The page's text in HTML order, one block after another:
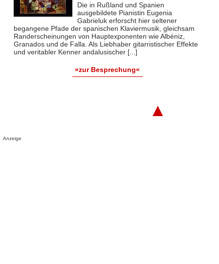
Die in Rußland und Spanien
ausgebildete Pianistin Eugenia
Gabrieluk erforscht hier seltener
begangene Pfade der spanischen Klaviermusik, gleichsam
Randerscheinungen von Hauptexponenten wie Albéniz,
Granados und de Falla. Als Liebhaber gitarristischer Effekte
und veritabler Kenner andalusischer [...]
»zur Besprechung«
▲
Anzeige